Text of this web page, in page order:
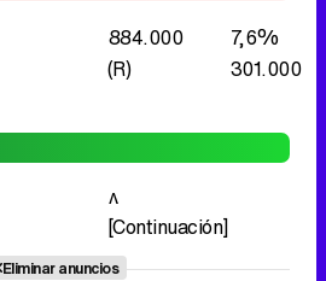
884.000
7,6%
(R)
301.000
^
[Continuación]
Eliminar anuncios